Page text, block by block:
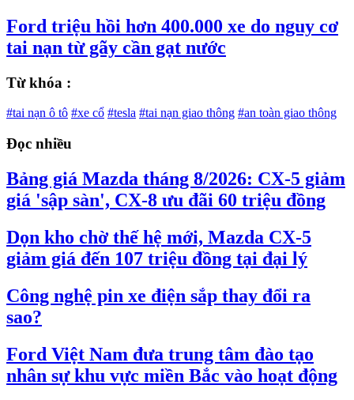
Ford triệu hồi hơn 400.000 xe do nguy cơ
tai nạn từ gãy cần gạt nước
Từ khóa :
#tai nạn ô tô #xe cổ #tesla #tai nạn giao thông #an toàn giao thông
Đọc nhiều
Bảng giá Mazda tháng 8/2026: CX-5 giảm
giá 'sập sàn', CX-8 ưu đãi 60 triệu đồng
Dọn kho chờ thế hệ mới, Mazda CX-5
giảm giá đến 107 triệu đồng tại đại lý
Công nghệ pin xe điện sắp thay đổi ra
sao?
Ford Việt Nam đưa trung tâm đào tạo
nhân sự khu vực miền Bắc vào hoạt động